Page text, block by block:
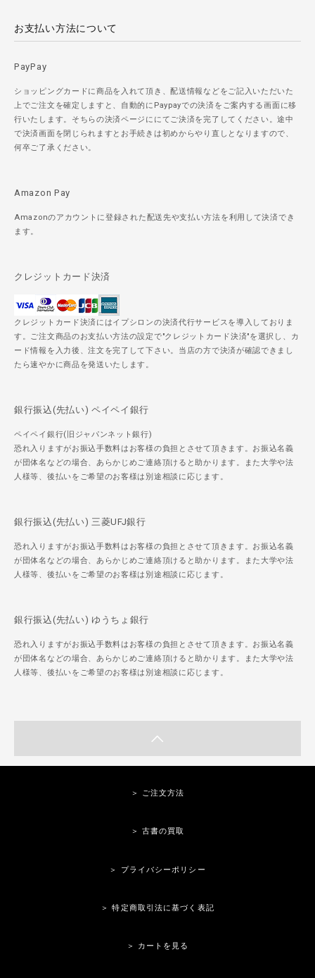
お支払い方法について
PayPay
ショッピングカードに商品を入れて頂き、配送情報などをご記入いただいた
上でご注文を確定しますと、自動的にPaypayでの決済をご案内する画面に移
行いたします。そちらの決済ページににてご決済を完了してください。途中
で決済画面を閉じられますとお手続きは初めからやり直しとなりますので、
何卒ご了承ください。
Amazon Pay
Amazonのアカウントに登録された配送先や支払い方法を利用して決済でき
ます。
クレジットカード決済
クレジットカード決済にはイプシロンの決済代行サービスを導入しておりま
す。ご注文商品のお支払い方法の設定で"クレジットカード決済"を選択し、カ
ード情報を入力後、注文を完了して下さい。当店の方で決済が確認できまし
たら速やかに商品を発送いたします。
銀行振込(先払い) ペイペイ銀行
ペイペイ銀行(旧ジャパンネット銀行)
恐れ入りますがお振込手数料はお客様の負担とさせて頂きます。お振込名義
が団体名などの場合、あらかじめご連絡頂けると助かります。また大学や法
人様等、後払いをご希望のお客様は別途相談に応じます。
銀行振込(先払い) 三菱UFJ銀行
恐れ入りますがお振込手数料はお客様の負担とさせて頂きます。お振込名義
が団体名などの場合、あらかじめご連絡頂けると助かります。また大学や法
人様等、後払いをご希望のお客様は別途相談に応じます。
銀行振込(先払い) ゆうちょ銀行
恐れ入りますがお振込手数料はお客様の負担とさせて頂きます。お振込名義
が団体名などの場合、あらかじめご連絡頂けると助かります。また大学や法
人様等、後払いをご希望のお客様は別途相談に応じます。
＞ ご注文方法
＞ 古書の買取
＞ プライバシーポリシー
＞ 特定商取引法に基づく表記
＞ カートを見る